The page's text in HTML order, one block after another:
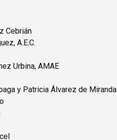
Cebrián
A.E.C.
Urbina, AMAE
y Patricia Álvarez de Miranda